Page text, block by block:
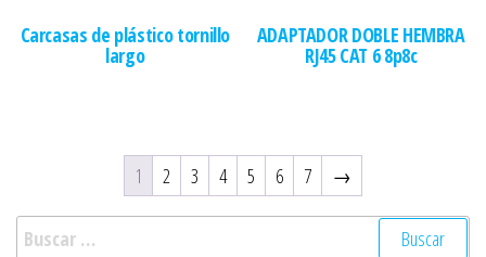
Carcasas de plástico tornillo
largo
ADAPTADOR DOBLE HEMBRA
RJ45 CAT 6 8p8c
1 2 3 4 5 6 7 →
Buscar: